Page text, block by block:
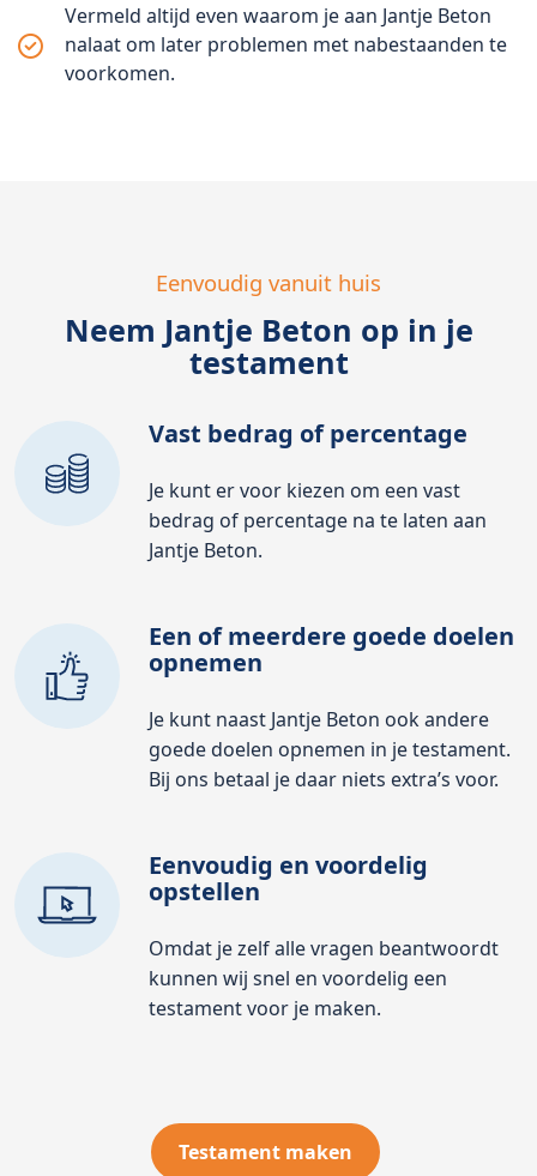
Vermeld altijd even waarom je aan Jantje Beton
nalaat om later problemen met nabestaanden te
voorkomen.
Eenvoudig vanuit huis
Neem Jantje Beton op in je
testament
Vast bedrag of percentage
Je kunt er voor kiezen om een vast
bedrag of percentage na te laten aan
Jantje Beton.
Een of meerdere goede doelen
opnemen
Je kunt naast Jantje Beton ook andere
goede doelen opnemen in je testament.
Bij ons betaal je daar niets extra’s voor.
Eenvoudig en voordelig
opstellen
Omdat je zelf alle vragen beantwoordt
kunnen wij snel en voordelig een
testament voor je maken.
Testament maken